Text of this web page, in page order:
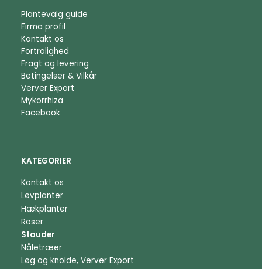
Plantevalg guide
Firma profil
Kontakt os
Fortrolighed
Fragt og levering
Betingelser & Vilkår
Verver Export
Mykorrhiza
Facebook
KATEGORIER
Kontakt os
Løvplanter
Hækplanter
Roser
Stauder
Nåletræer
Løg og knolde, Verver Export